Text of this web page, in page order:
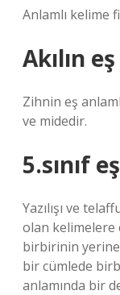
Anlamlı kelime
Akılın
Zihnin eş
ve midedir.
5.sınıf
Yazılışı ve
olan kelimelere
birbirinin yerine
bir cümlede
anlamında bir